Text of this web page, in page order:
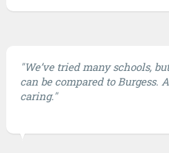
"We’ve tried many schools,
can be compared to Burgess.
caring."